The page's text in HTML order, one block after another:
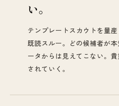
い。
テンプレートスカウトを量
既読スルー。どの候補者が
ータからは見えてこない。
されていく。